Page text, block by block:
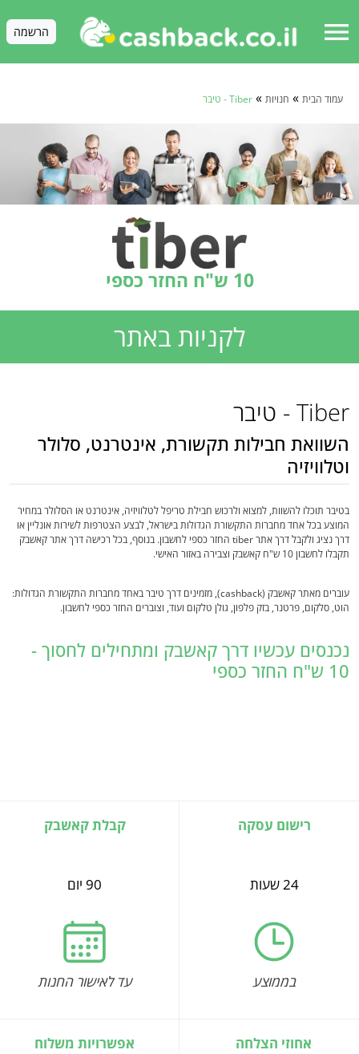
menu הרשמה
עמוד הבית » חנויות » Tiber - טיבר
10 ש"ח החזר כספי
לקניות באתר
Tiber - טיבר
השוואת חבילות תקשורת, אינטרנט, סלולר
וטלוויזיה
בטיבר תוכלו להשוות, למצוא ולרכוש חבילת טריפל לטלוויזיה, אינטרנט או הסלולר במחיר
המוצע בכל אחד מחברות התקשורת הגדולות בישראל, לבצע הצטרפות לשירות אונליין או
דרך נציג ולקבל דרך אתר tiber החזר כספי לחשבון. בנוסף, בכל רכישה דרך אתר קאשבק
תקבלו לחשבון 10 ש"ח קאשבק וצבירה באזור האישי.
עוברים מאתר קאשבק (cashback), מזמינים דרך טיבר באחד מחברות התקשורת הגדולות:
הוט, סלקום, פרטנר, בזק פלפון, גולן טלקום ועוד, וצוברים החזר כספי לחשבון.
נכנסים עכשיו דרך קאשבק ומתחילים לחסוך -
10 ש"ח החזר כספי
רישום עסקה
24 שעות
בממוצע
קבלת קאשבק
90 יום
עד לאישור החנות
אחוזי הצלחה אפשרויות משלוח